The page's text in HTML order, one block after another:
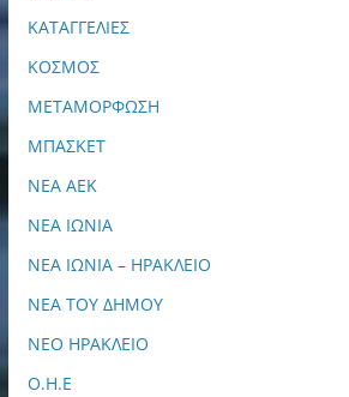
ΚΑΤΑΓΓΕΛΙΕΣ
ΚΟΣΜΟΣ
ΜΕΤΑΜΟΡΦΩΣΗ
ΜΠΑΣΚΕΤ
ΝΕΑ ΑΕΚ
ΝΕΑ ΙΩΝΙΑ
ΝΕΑ ΙΩΝΙΑ – ΗΡΑΚΛΕΙΟ
ΝΕΑ ΤΟΥ ΔΗΜΟΥ
ΝΕΟ ΗΡΑΚΛΕΙΟ
Ο.Η.Ε